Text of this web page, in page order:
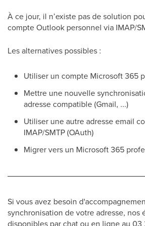
À ce jour, il n’existe pas de solution
compte Outlook personnel via IMAP/
Les alternatives possibles :
Utiliser un compte Microsoft 365
Mettre une nouvelle
adresse compatible (Gmail, ...)
Utiliser une autre adresse email
IMAP/SMTP (OAuth)
Migrer vers un Microsoft 365
Si vous avez besoin
synchronisation de votre adresse, nos
disponibles par chat ou en ligne au